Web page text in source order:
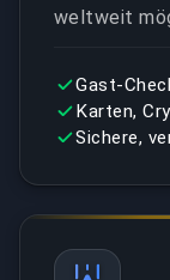
weltweit
Gast-
Karten,
Sichere,